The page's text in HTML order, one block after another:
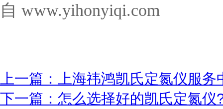
自 www.yihonyiqi.com
上一篇：上海祎鸿凯氏定氮仪服
下一篇：怎么选择好的凯氏定氮仪